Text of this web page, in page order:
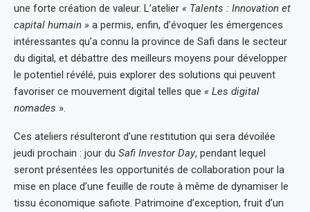
une forte création de valeur. L’atelier « Talents : Innovation et
capital humain » a permis, enfin, d’évoquer les émergences
intéressantes qu’a connu la province de Safi dans le secteur
du digital, et débattre des meilleurs moyens pour développer
le potentiel révélé, puis explorer des solutions qui peuvent
favoriser ce mouvement digital telles que « Les digital
nomades ».
Ces ateliers résulteront d’une restitution qui sera dévoilée
jeudi prochain : jour du Safi Investor Day, pendant lequel
seront présentées les opportunités de collaboration pour la
mise en place d’une feuille de route à même de dynamiser le
tissu économique safiote. Patrimoine d’exception, fruit d’un